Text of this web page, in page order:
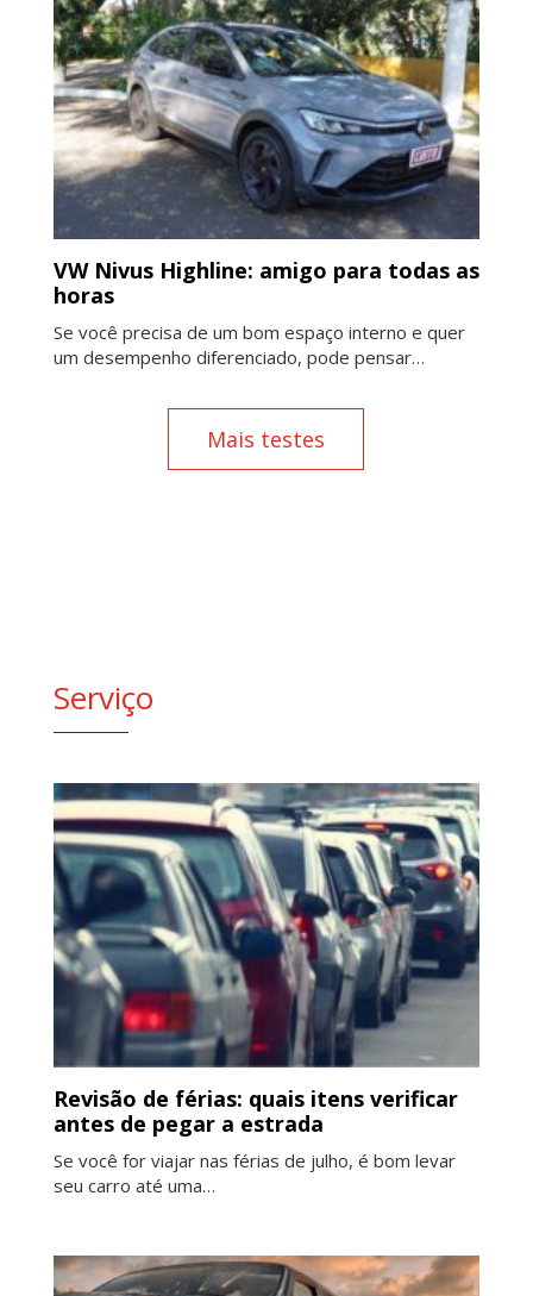
VW Nivus Highline: amigo para todas as
horas
Se você precisa de um bom espaço interno e quer
um desempenho diferenciado, pode pensar…
Mais testes
Serviço
Revisão de férias: quais itens verificar
antes de pegar a estrada
Se você for viajar nas férias de julho, é bom levar
seu carro até uma…